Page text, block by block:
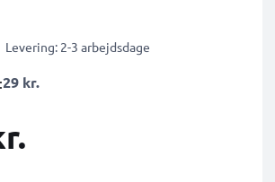
Levering: 2-3 arbejdsdage
29 kr.